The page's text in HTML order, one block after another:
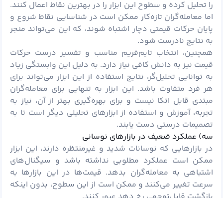
را تحلیل کرده و سطوح این ابزار را در بهترین نقاط اعمال کنند.
اما معامله‌گران تازه‌کار ممکن است در شناسایی نقاط شروع و
پایان حرکات قیمتی دچار اشتباه شوند، که این می‌تواند منجر
به نتایج نادرست شود.
همچنین، انتخاب تایم‌فریم مناسب و تفسیر درست حرکات
قیمت نیز به دانش کافی نیاز دارد. به دلیل این وابستگی زیاد
به توانایی تحلیل‌گر، نتایج استفاده از این ابزار می‌تواند برای
هر فرد متفاوت باشد. این ابزار به تنهایی برای معامله‌گران
مبتدی قابل اتکا نیست و برای بهره‌گیری بهتر از آن، نیاز به
تجربه، آموزش و استفاده از ابزارهای تحلیلی دیگر است تا به
تصمیمات درستی دست یابند.
سه) عملکرد ضعیف در بازارهای نوسانی
در بازارهایی که نوسانات شدید و غیرمنتظره دارند، این ابزار
ممکن است عملکرد مطلوبی نداشته باشد و سیگنال‌های
اشتباهی به معامله‌گران بدهد. قیمت‌ها در این بازارها به
سرعت تغییر می‌کنند و ممکن است از این سطوح، بدون اینکه